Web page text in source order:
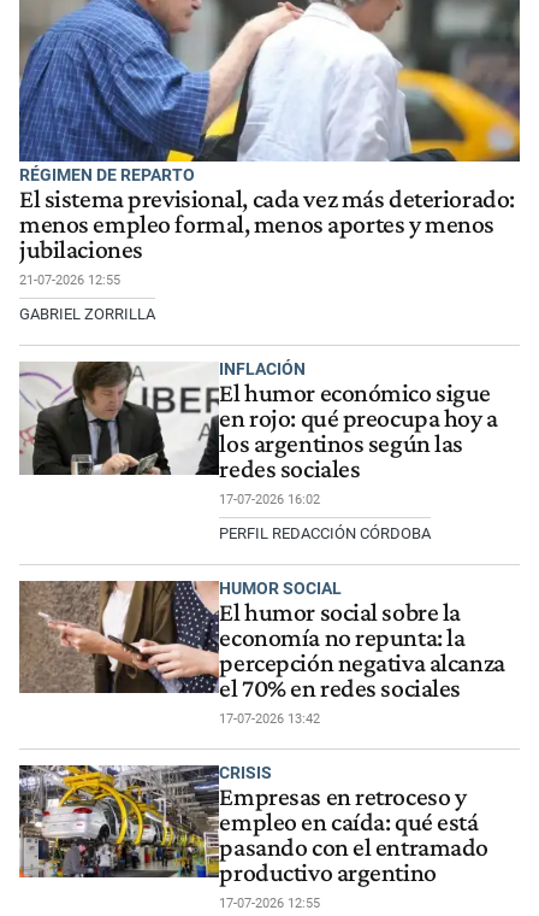
RÉGIMEN DE REPARTO
El sistema previsional, cada vez más deteriorado:
menos empleo formal, menos aportes y menos
jubilaciones
21-07-2026 12:55
GABRIEL ZORRILLA
INFLACIÓN
El humor económico sigue
en rojo: qué preocupa hoy a
los argentinos según las
redes sociales
17-07-2026 16:02
PERFIL REDACCIÓN CÓRDOBA
HUMOR SOCIAL
El humor social sobre la
economía no repunta: la
percepción negativa alcanza
el 70% en redes sociales
17-07-2026 13:42
CRISIS
Empresas en retroceso y
empleo en caída: qué está
pasando con el entramado
productivo argentino
17-07-2026 12:55